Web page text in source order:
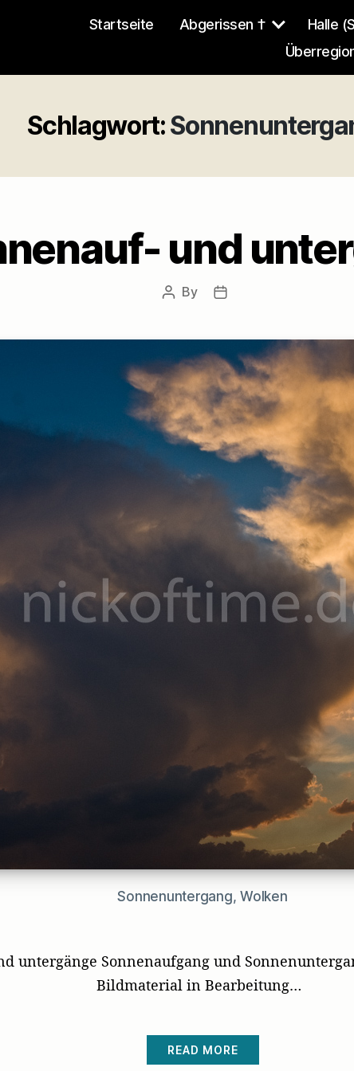
Startseite Abgerissen † Halle
Schlagwort:
und
Post
By
Post
Sonnenuntergang, Wolken
untergänge Sonnenaufgang und
Bildmaterial in Bearbeitung…
READ MORE